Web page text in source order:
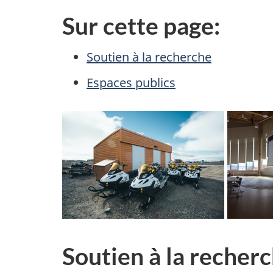
Sur cette page:
Soutien à la recherche
Espaces publics
Soutien à la